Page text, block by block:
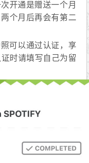
开通是赠送一个月
个月后再会有第二
可以通过认证，享
时请填写自己为留